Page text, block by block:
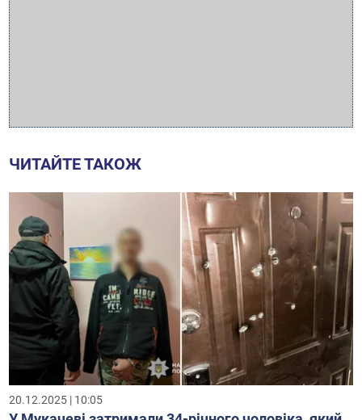
ЧИТАЙТЕ ТАКОЖ
20.12.2025 | 10:05